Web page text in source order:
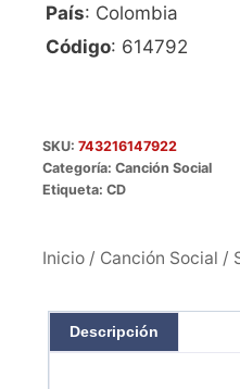
País: Colombia
Código: 614792
SKU: 743216147922
Categoría: Canción Social
Etiqueta: CD
Inicio / Canción Social /
Descripción